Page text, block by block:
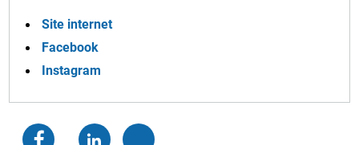
Site internet
Facebook
Instagram